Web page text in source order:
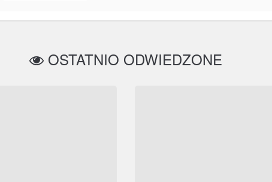
OSTATNIO ODWIEDZONE